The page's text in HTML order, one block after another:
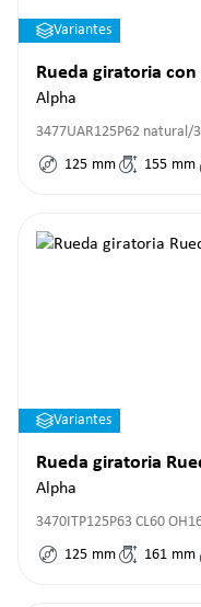
Variantes
Rueda giratoria
Alpha
3477UAR125P62 natural/
125 mm 155 mm
Variantes
Rueda giratoria
Alpha
3470ITP125P63 CL60
125 mm 161 mm